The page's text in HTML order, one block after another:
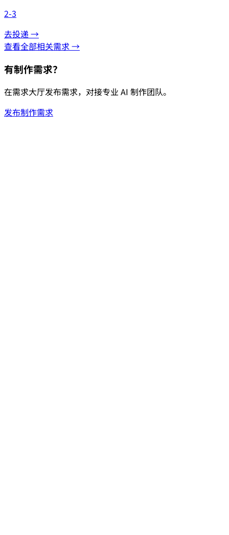
2-3
去投递 →
查看全部相关需求 →
有制作需求？
在需求大厅发布需求，对接专业 AI 制作团队。
发布制作需求